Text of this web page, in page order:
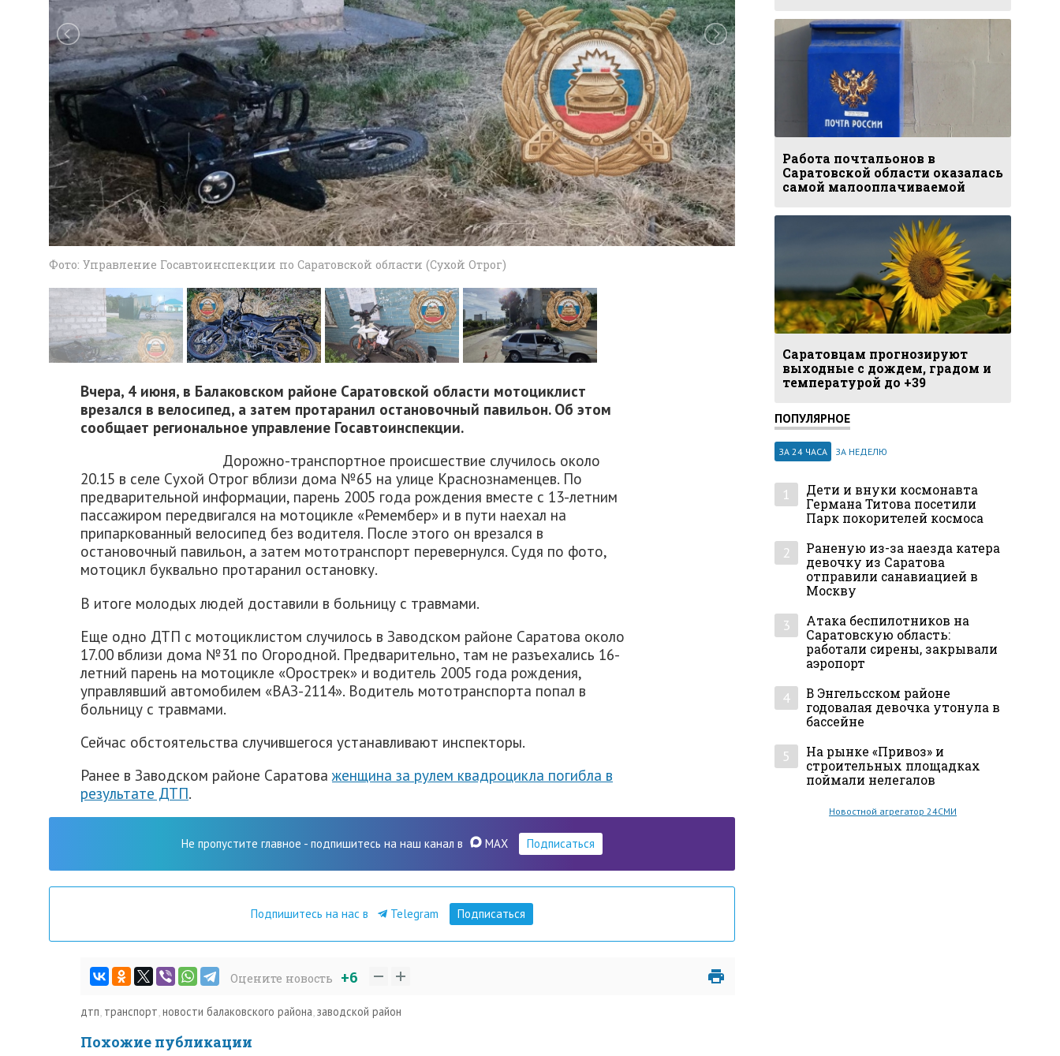
Фото: Управление Госавтоинспекции по Саратовской области (Сухой Отрог)
Фото: Управление Госавтоинспекции по
Вчера, 4 июня, в Балаковском районе Саратовской области мотоциклист
врезался в велосипед, а затем протаранил остановочный павильон. Об этом
сообщает региональное управление Госавтоинспекции.
Дорожно-транспортное происшествие случилось около
20.15 в селе Сухой Отрог вблизи дома №65 на улице Краснознаменцев. По
предварительной информации, парень 2005 года рождения вместе с 13-летним
пассажиром передвигался на мотоцикле «Ремембер» и в пути наехал на
припаркованный велосипед без водителя. После этого он врезался в
остановочный павильон, а затем мототранспорт перевернулся. Судя по фото,
мотоцикл буквально протаранил остановку.
В итоге молодых людей доставили в больницу с травмами.
Еще одно ДТП с мотоциклистом случилось в Заводском районе Саратова около
17.00 вблизи дома №31 по Огородной. Предварительно, там не разъехались 16-
летний парень на мотоцикле «Орострек» и водитель 2005 года рождения,
управлявший автомобилем «ВАЗ-2114». Водитель мототранспорта попал в
больницу с травмами.
Сейчас обстоятельства случившегося устанавливают инспекторы.
Ранее в Заводском районе Саратоваженщина за рулем квадроцикла погибла в
результате ДТП.
Не пропустите главное - подпишитесь на наш канал в MAX Подписаться
Подпишитесь на нас в Telegram Подписаться
Оцените новость +6
дтп, транспорт,новости балаковского района,заводской район
Похожие публикации
Работа почтальонов в
Саратовской области оказалась
самой малооплачиваемой
Саратовцам прогнозируют
выходные с дождем, градом и
температурой до +39
ПОПУЛЯРНОЕ
ЗА 24 ЧАСА ЗА НЕДЕЛЮ
1
Дети и внуки космонавта
Германа Титова посетили
Парк покорителей космоса
2
Раненую из-за наезда катера
девочку из Саратова
отправили санавиацией в
Москву
3
Атака беспилотников на
Саратовскую область:
работали сирены, закрывали
аэропорт
4
В Энгельсском районе
годовалая девочка утонула в
бассейне
5
На рынке «Привоз» и
строительных площадках
поймали нелегалов
Новостной агрегатор 24СМИ